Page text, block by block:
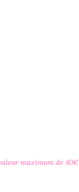
maximum de 40€